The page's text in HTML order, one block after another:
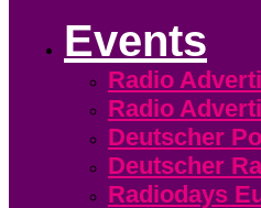
Events
Radio
Radio
Deutscher
Deutscher
Radiodays